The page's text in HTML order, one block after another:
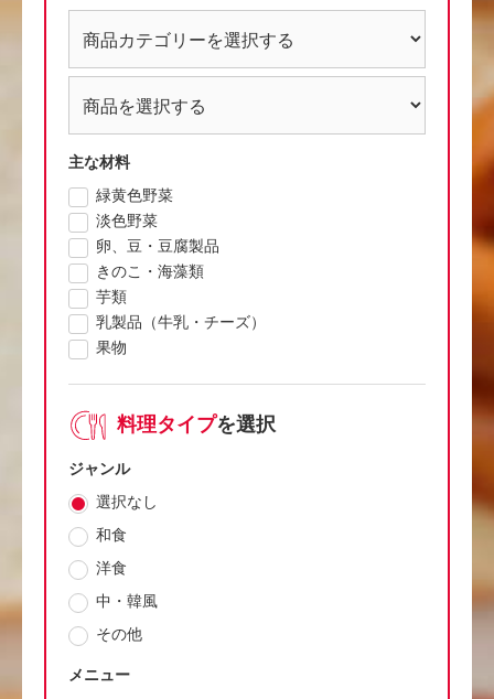
主な材料
緑黄色野菜
淡色野菜
卵、豆・豆腐製品
きのこ・海藻類
芋類
乳製品（牛乳・チーズ）
果物
料理タイプを選択
ジャンル
選択なし
和食
洋食
中・韓風
その他
メニュー